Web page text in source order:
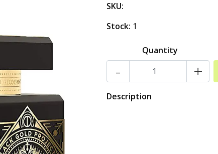
SKU:
Stock: 1
Quantity
- +
Description